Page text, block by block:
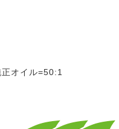
オイル=50:1